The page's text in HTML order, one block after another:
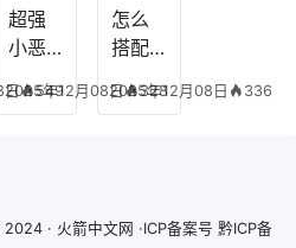
炉攻
略图
阵容
搭配
日 549
超强
小恶
容搭
小恶
2025年12月08日 328
怎么
搭配
专家
学术
2025年12月08日 336
· 火箭中文网 ·ICP备案号 黔ICP备